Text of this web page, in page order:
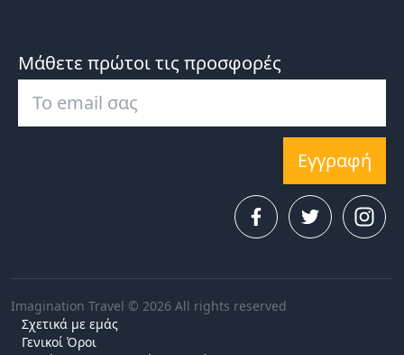
Μάθετε πρώτοι τις προσφορές
Εγγραφή
Imagination Travel © 2026 All rights reserved
Σχετικά με εμάς
Γενικοί Όροι